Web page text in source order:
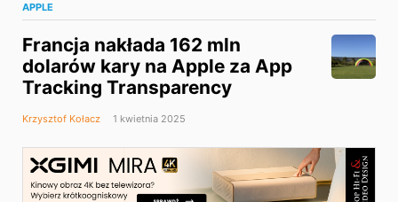
APPLE
Francja nakłada 162 mln
dolarów kary na Apple za App
Tracking Transparency
Krzysztof Kołacz 1 kwietnia 2025